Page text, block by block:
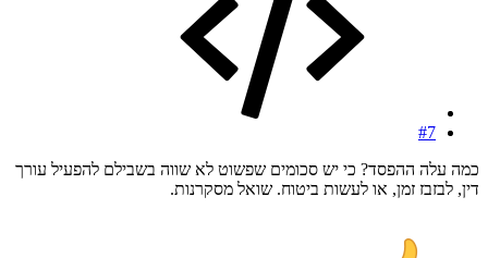
#7
כמה עלה ההפסד? כי יש סכומים שפשוט לא שווה בשבילם להפעיל עורך
דין, לבזבז זמן, או לעשות ביטוח. שואל מסקרנות.